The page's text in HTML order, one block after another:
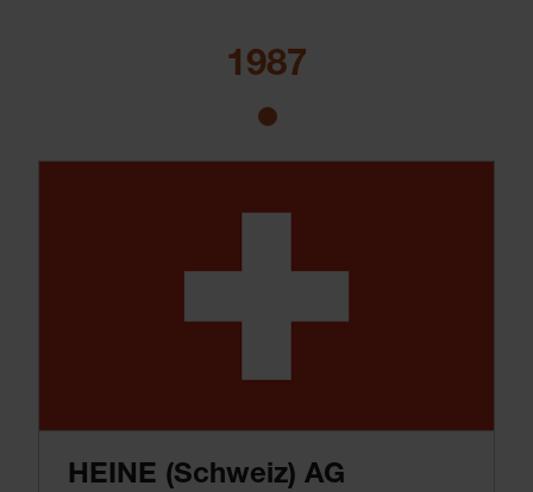
1987
HEINE (Schweiz) AG